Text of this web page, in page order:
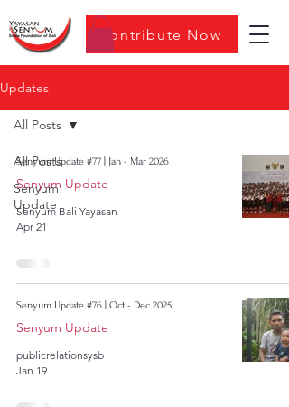
Contribute Now
Updates
All Posts
Senyum
Update
All Posts
Senyum Update #77 | Jan - Mar 2026
Senyum Update
Senyum Bali Yayasan
Apr 21
Senyum Update #76 | Oct - Dec 2025
Senyum Update
publicrelationsysb
Jan 19